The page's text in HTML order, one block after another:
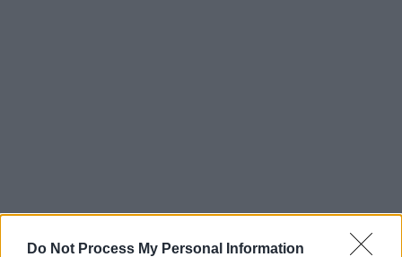
Do Not Process My Personal Information